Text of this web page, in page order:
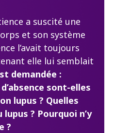
a suscité une
et son système
l’avait toujours
elle lui semblait
demandée :
sont-elles
lupus ? Quelles
? Pourquoi n’y
?